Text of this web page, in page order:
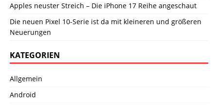
Apples neuster Streich – Die iPhone 17 Reihe angeschaut
Die neuen Pixel 10-Serie ist da mit kleineren und größeren
Neuerungen
KATEGORIEN
Allgemein
Android